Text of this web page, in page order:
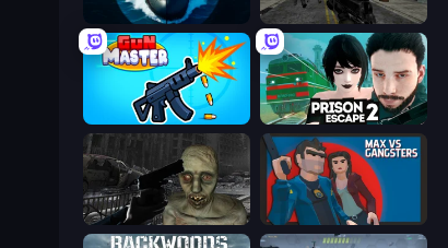
Ships Battlefield 3D Silent Insanity Psychological Trauma
Gun Master 3D Prison Escape 2
C-Virus Game: Outbreak Max vs Gangsters